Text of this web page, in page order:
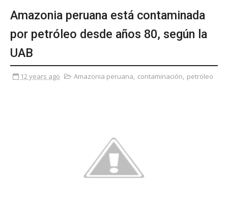
Amazonia peruana está contaminada
por petróleo desde años 80, según la
UAB
12 years ago Amazonia peruana, contaminación, petroleo